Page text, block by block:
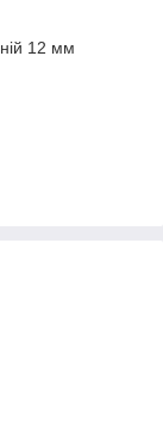
12 мм